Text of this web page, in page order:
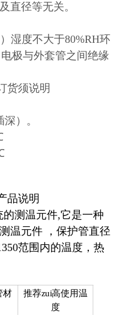
直径等无关。
湿度不大于80%RH环
电极与外套管之间绝缘
货须说明
）。
品说明
的测温元件,它是一种
温元件
，保护管直径
范围内的温度，热
材
推荐zui高使用温
度